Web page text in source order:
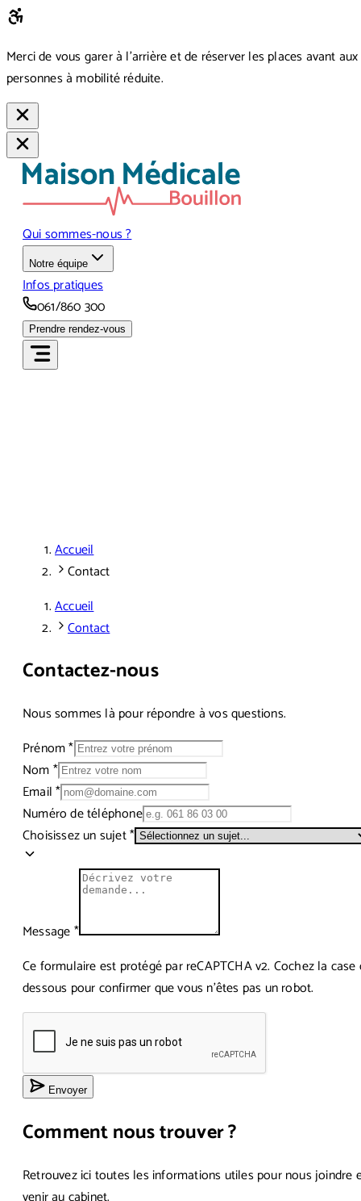
Merci de vous garer à l’arrière et de réserver les places avant aux
personnes à mobilité réduite.
Qui sommes-nous ?
Notre équipe
Infos pratiques
061/860 300
Prendre rendez-vous
Accueil
Contact
Accueil
Contact
Contactez-nous
Nous sommes là pour répondre à vos questions.
Prénom*
Nom*
Email*
Numéro de téléphone
Choisissez un sujet*
Message*
Ce formulaire est protégé par reCAPTCHA v2. Cochez la case
dessous pour confirmer que vous n'êtes pas un robot.
Envoyer
Comment nous trouver ?
Retrouvez ici toutes les informations utiles pour nous joindre